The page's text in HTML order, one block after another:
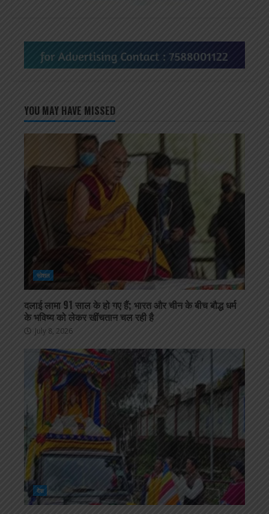
YOU MAY HAVE MISSED
सोशल
दलाई लामा 91 साल के हो गए हैं; भारत और चीन के बीच बौद्ध धर्म
के भविष्य को लेकर खींचतान चल रही है
July 8, 2026
देश